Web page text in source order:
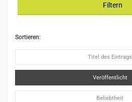
Filtern
Sortieren:
Titel des Eintrags
Veröffentlicht
Beliebtheit